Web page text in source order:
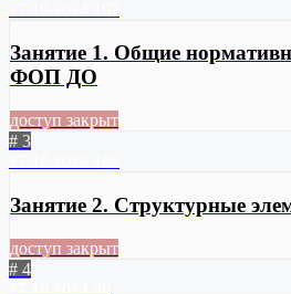
Занятие 1. Общие
ФОП ДО
доступ закрыт
# 3
Занятие 2. Структурные
доступ закрыт
# 4